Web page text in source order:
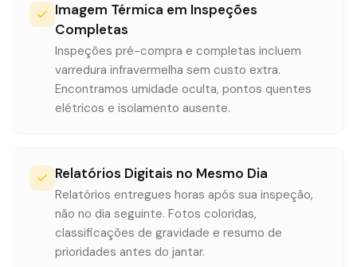
Imagem Térmica em Inspeções
Completas
Inspeções pré-compra e completas incluem
varredura infravermelha sem custo extra.
Encontramos umidade oculta, pontos quentes
elétricos e isolamento ausente.
Relatórios Digitais no Mesmo Dia
Relatórios entregues horas após sua inspeção,
não no dia seguinte. Fotos coloridas,
classificações de gravidade e resumo de
prioridades antes do jantar.